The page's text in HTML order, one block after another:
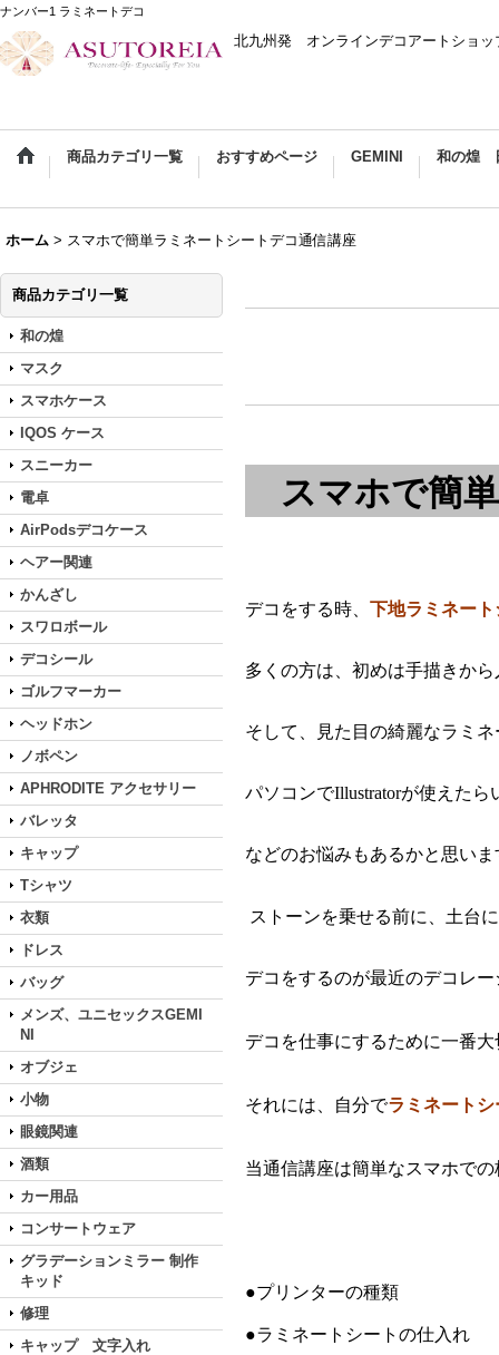
ナンバー1 ラミネートデコ
北九州発 オンラインデコアートショ
商品カテゴリ一覧 おすすめページ GEMINI 和の煌
ホーム > スマホで簡単ラミネートシートデコ通信講座
商品カテゴリ一覧
和の煌
マスク
スマホケース
IQOS ケース
スニーカー
電卓
AirPodsデコケース
ヘアー関連
かんざし
スワロボール
デコシール
ゴルフマーカー
ヘッドホン
ノボペン
APHRODITE アクセサリー
バレッタ
キャップ
Tシャツ
衣類
ドレス
バッグ
メンズ、ユニセックスGEMI
NI
オブジェ
小物
眼鏡関連
酒類
カー用品
コンサートウェア
グラデーションミラー 制作
キッド
修理
キャップ 文字入れ
スマホで
デコをする時、 下地ラミネート
多くの方は、初めは手描きか
そして、見た目の綺麗なラミ
パソコンでIllustratorが使えた
などのお悩みもあるかと思いま
ストーンを乗せる前に、土台
デコをするのが最近のデコレ
デコを仕事にするために一番
それには、自分でラミネートシ
当通信講座は簡単なスマホで
●プリンターの種類
●ラミネートシートの仕入れ